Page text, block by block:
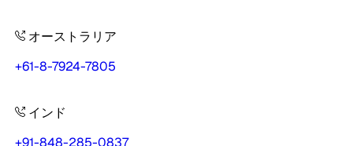
オーストラリア
+61-8-7924-7805
インド